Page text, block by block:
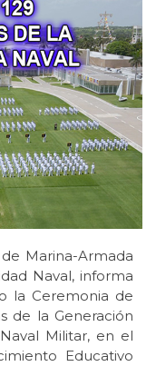
Marina-Armada
Naval, informa
la Ceremonia de
de la Generación
Militar, en el
Educativo